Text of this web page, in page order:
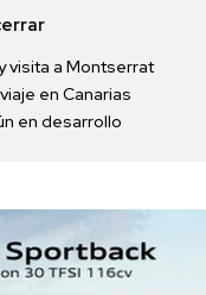
visita a Montserrat
en Canarias
en desarrollo